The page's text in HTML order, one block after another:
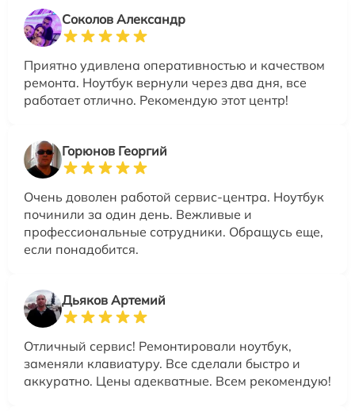
Соколов Александр
Приятно удивлена оперативностью и качеством
ремонта. Ноутбук вернули через два дня, все
работает отлично. Рекомендую этот центр!
Горюнов Георгий
Очень доволен работой сервис-центра. Ноутбук
починили за один день. Вежливые и
профессиональные сотрудники. Обращусь еще,
если понадобится.
Дьяков Артемий
Отличный сервис! Ремонтировали ноутбук,
заменяли клавиатуру. Все сделали быстро и
аккуратно. Цены адекватные. Всем рекомендую!